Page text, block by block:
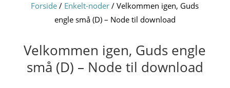
Forside / Enkelt-noder / Velkommen igen, Guds
engle små (D) – Node til download
Velkommen igen, Guds engle
små (D) – Node til download